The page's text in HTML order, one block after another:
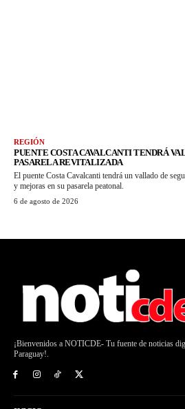
REGIÓN
PUENTE COSTA CAVALCANTI TENDRÁ
PASARELA REVITALIZADA
El puente Costa Cavalcanti tendrá un vallado de
y mejoras en su pasarela peatonal.
6 de agosto de 2026
¡Bienvenidos a NOTICDE- Tu fuente de noticias
Paraguay!.